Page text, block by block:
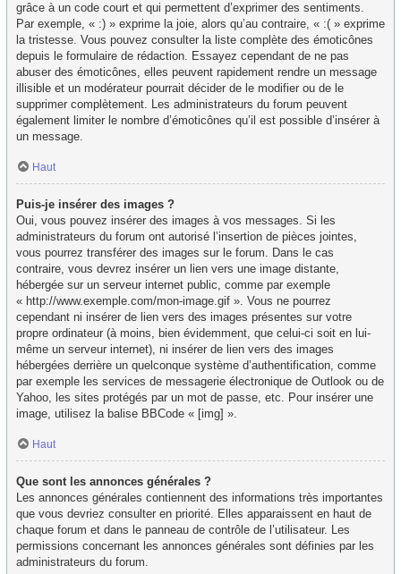
grâce à un code court et qui permettent d’exprimer des sentiments.
Par exemple, « :) » exprime la joie, alors qu’au contraire, « :( » exprime
la tristesse. Vous pouvez consulter la liste complète des émoticônes
depuis le formulaire de rédaction. Essayez cependant de ne pas
abuser des émoticônes, elles peuvent rapidement rendre un message
illisible et un modérateur pourrait décider de le modifier ou de le
supprimer complètement. Les administrateurs du forum peuvent
également limiter le nombre d’émoticônes qu’il est possible d’insérer à
un message.
Haut
Puis-je insérer des images ?
Oui, vous pouvez insérer des images à vos messages. Si les
administrateurs du forum ont autorisé l’insertion de pièces jointes,
vous pourrez transférer des images sur le forum. Dans le cas
contraire, vous devrez insérer un lien vers une image distante,
hébergée sur un serveur internet public, comme par exemple
« http://www.exemple.com/mon-image.gif ». Vous ne pourrez
cependant ni insérer de lien vers des images présentes sur votre
propre ordinateur (à moins, bien évidemment, que celui-ci soit en lui-
même un serveur internet), ni insérer de lien vers des images
hébergées derrière un quelconque système d’authentification, comme
par exemple les services de messagerie électronique de Outlook ou de
Yahoo, les sites protégés par un mot de passe, etc. Pour insérer une
image, utilisez la balise BBCode « [img] ».
Haut
Que sont les annonces générales ?
Les annonces générales contiennent des informations très importantes
que vous devriez consulter en priorité. Elles apparaissent en haut de
chaque forum et dans le panneau de contrôle de l’utilisateur. Les
permissions concernant les annonces générales sont définies par les
administrateurs du forum.